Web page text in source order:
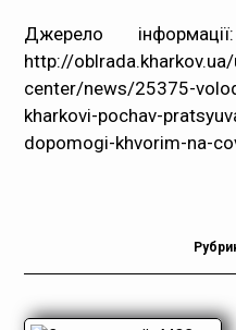
Джерело
http://
center/news/25375-
kharkovi-pochav-
dopomogi-khvorim-na-